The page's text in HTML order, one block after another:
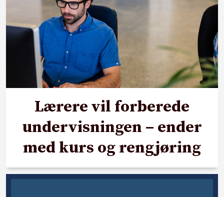
Lærere vil forberede
undervisningen – ender
med kurs og rengjøring